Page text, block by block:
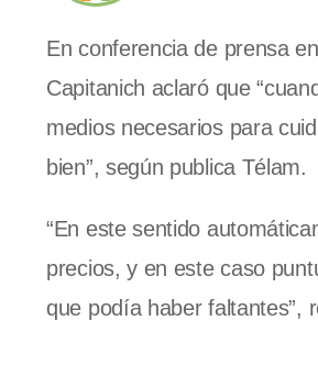
En conferencia de prensa
Capitanich aclaró que
medios necesarios para
bien”, según publica Télam.
“En este sentido
precios, y en este caso
que podía haber faltantes”,